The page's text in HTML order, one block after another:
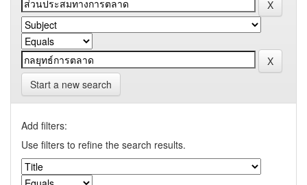
Start a new search
Add filters:
Use filters to refine the search results.